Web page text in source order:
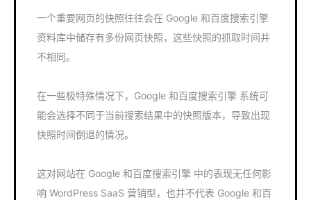
一个重要网页的快照往往会在 Google 和百度搜索引擎
资料库中储存有多份网页快照，这些快照的抓取时间并
不相同。
在一些极特殊情况下，Google 和百度搜索引擎 系统可
能会选择不同于当前搜索结果中的快照版本，导致出现
快照时间倒退的情况。
这对网站在 Google 和百度搜索引擎 中的表现无任何影
响 WordPress SaaS 营销型，也并不代表 Google 和百